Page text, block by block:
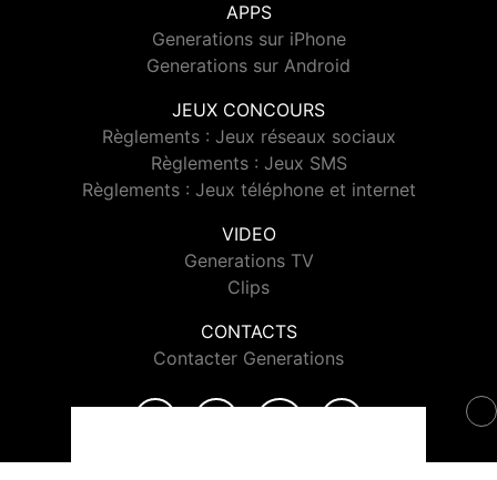
APPS
Generations sur iPhone
Generations sur Android
JEUX CONCOURS
Règlements : Jeux réseaux sociaux
Règlements : Jeux SMS
Règlements : Jeux téléphone et internet
VIDEO
Generations TV
Clips
CONTACTS
Contacter Generations